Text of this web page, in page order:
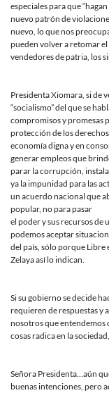
especiales para que
nuevo patrón de
nuevo, lo que nos
pueden volver a retomar
vendedores de patria, los
Presidenta Xiomara, si de
“socialismo” del que se
compromisos y promesas
protección de los
economía digna y en
generar empleos que
parar la corrupción,
ya la impunidad para las
un acuerdo nacional que
popular, no para pasar
el poder y sus recursos de
podemos aceptar
del país, sólo porque Libre
Zelaya así lo indican.
Si su gobierno se decide
requieren de respuestas y
nosotros que entendemos
cosas radica en la
Señora Presidenta…aún
buenas intenciones, pero